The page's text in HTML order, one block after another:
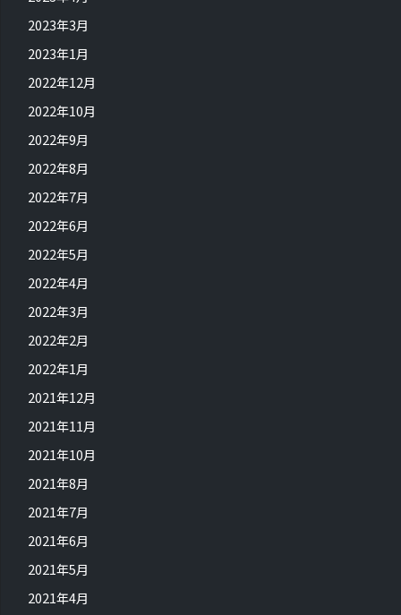
2023年3月
2023年1月
2022年12月
2022年10月
2022年9月
2022年8月
2022年7月
2022年6月
2022年5月
2022年4月
2022年3月
2022年2月
2022年1月
2021年12月
2021年11月
2021年10月
2021年8月
2021年7月
2021年6月
2021年5月
2021年4月